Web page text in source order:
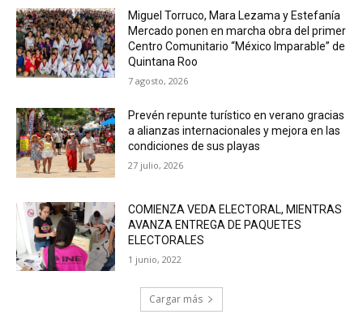
Miguel Torruco, Mara Lezama y Estefanía
Mercado ponen en marcha obra del primer
Centro Comunitario “México Imparable” de
Quintana Roo
7 agosto, 2026
Prevén repunte turístico en verano gracias
a alianzas internacionales y mejora en las
condiciones de sus playas
27 julio, 2026
COMIENZA VEDA ELECTORAL, MIENTRAS
AVANZA ENTREGA DE PAQUETES
ELECTORALES
1 junio, 2022
Cargar más